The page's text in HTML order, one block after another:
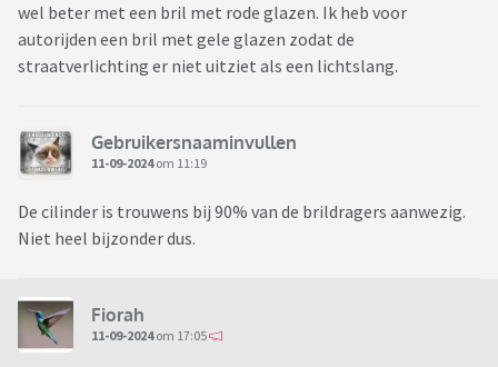
wel beter met een bril met rode glazen. Ik heb voor
autorijden een bril met gele glazen zodat de
straatverlichting er niet uitziet als een lichtslang.
Gebruikersnaaminvullen
11-09-2024om 11:19
De cilinder is trouwens bij 90% van de brildragers aanwezig.
Niet heel bijzonder dus.
Fiorah
11-09-2024om 17:05